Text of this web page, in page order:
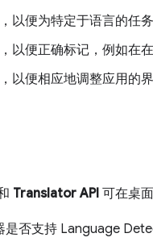
以便为特定于语言的任
以便正确标记，例如在在
以便相应地调整应用的
Translator API 可在桌
否支持 Language